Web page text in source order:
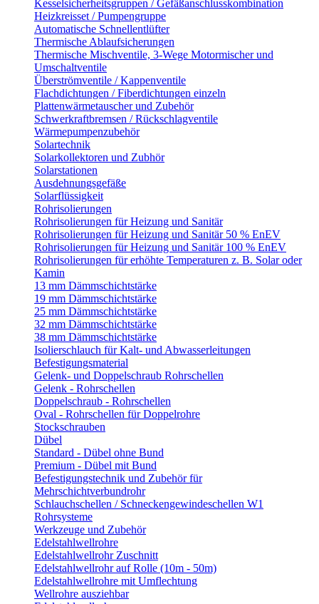
Kesselsicherheitsgruppen / Gefäßanschlusskombination
Heizkreisset / Pumpengruppe
Automatische Schnellentlüfter
Thermische Ablaufsicherungen
Thermische Mischventile, 3-Wege Motormischer und
Umschaltventile
Überströmventile / Kappenventile
Flachdichtungen / Fiberdichtungen einzeln
Plattenwärmetauscher und Zubehör
Schwerkraftbremsen / Rückschlagventile
Wärmepumpenzubehör
Solartechnik
Solarkollektoren und Zubhör
Solarstationen
Ausdehnungsgefäße
Solarflüssigkeit
Rohrisolierungen
Rohrisolierungen für Heizung und Sanitär
Rohrisolierungen für Heizung und Sanitär 50 % EnEV
Rohrisolierungen für Heizung und Sanitär 100 % EnEV
Rohrisolierungen für erhöhte Temperaturen z. B. Solar oder
Kamin
13 mm Dämmschichtstärke
19 mm Dämmschichtstärke
25 mm Dämmschichtstärke
32 mm Dämmschichtstärke
38 mm Dämmschichtstärke
Isolierschlauch für Kalt- und Abwasserleitungen
Befestigungsmaterial
Gelenk- und Doppelschraub Rohrschellen
Gelenk - Rohrschellen
Doppelschraub - Rohrschellen
Oval - Rohrschellen für Doppelrohre
Stockschrauben
Dübel
Standard - Dübel ohne Bund
Premium - Dübel mit Bund
Befestigungstechnik und Zubehör für
Mehrschichtverbundrohr
Schlauchschellen / Schneckengewindeschellen W1
Rohrsysteme
Werkzeuge und Zubehör
Edelstahlwellrohre
Edelstahlwellrohr Zuschnitt
Edelstahlwellrohr auf Rolle (10m - 50m)
Edelstahlwellrohre mit Umflechtung
Wellrohre ausziehbar